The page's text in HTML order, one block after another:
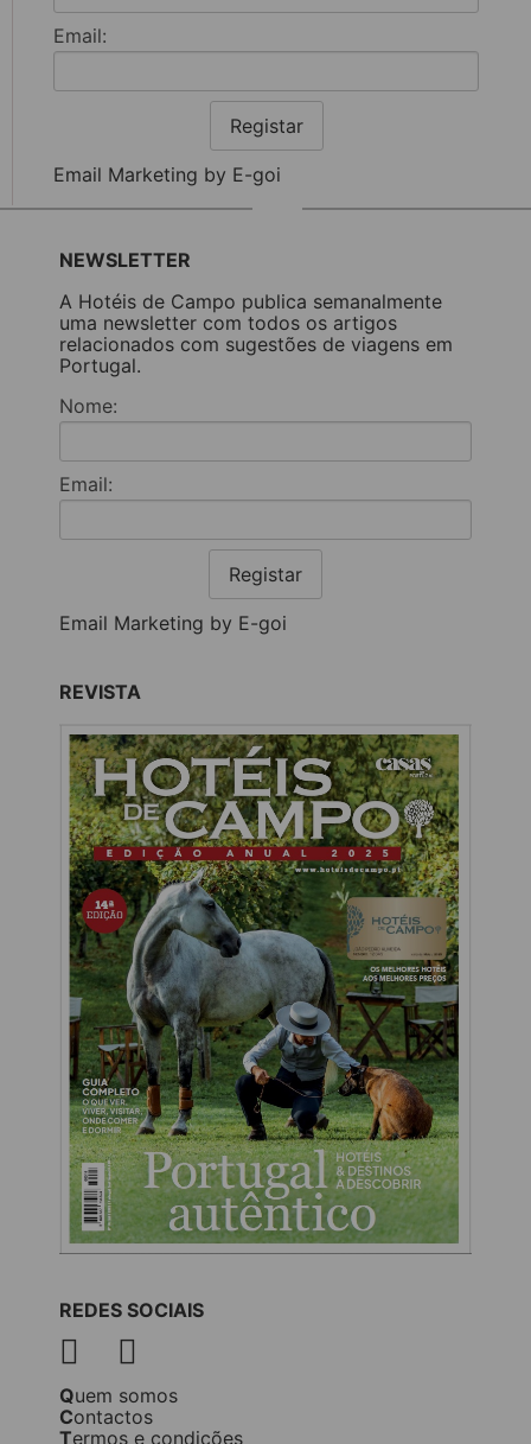
Email:
Registar
Email Marketing by E-goi
NEWSLETTER
A Hotéis de Campo publica semanalmente
uma newsletter com todos os artigos
relacionados com sugestões de viagens em
Portugal.
Nome:
Email:
Registar
Email Marketing by E-goi
REVISTA
REDES SOCIAIS
Quem somos
Contactos
Termos e condições